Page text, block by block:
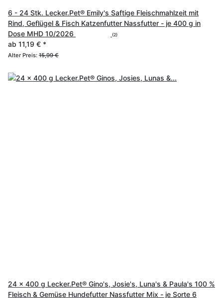
6 - 24 Stk. Lecker.Pet® Emily's Saftige Fleischmahlzeit mit
Rind, Geflügel & Fisch Katzenfutter Nassfutter - je 400 g in
Dose MHD 10/2026
(2)
ab 11,19 € *
Alter Preis: 15,99 €
24 x 400 g Lecker.Pet® Gino's, Josie's, Luna's & Paula's 100 %
Fleisch & Gemüse Hundefutter Nassfutter Mix - je Sorte 6